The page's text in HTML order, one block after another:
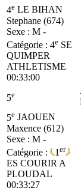
4e LE BIHAN
Stephane (674)
Sexe : M -
Catégorie : 4e SE
QUIMPER
ATHLETISME
00:33:00
5e
5e JAOUEN
Maxence (612)
Sexe : M -
Catégorie :
1 er
ES COURIR A
PLOUDAL
00:33:27